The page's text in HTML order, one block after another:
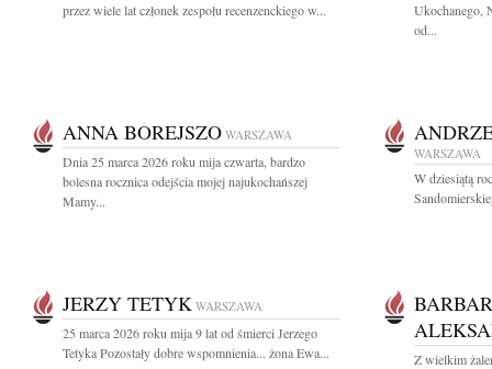
przez wiele lat członek zespołu recenzenckiego w...
Ukochanego,
od...
ANNA BOREJSZO WARSZAWA
Dnia 25 marca 2026 roku mija czwarta, bardzo
bolesna rocznica odejścia mojej najukochańszej
Mamy...
WARSZAWA
W dziesiątą
JERZY TETYK WARSZAWA
25 marca 2026 roku mija 9 lat od śmierci Jerzego
Tetyka Pozostały dobre wspomnienia... żona Ewa...
Z wielkim